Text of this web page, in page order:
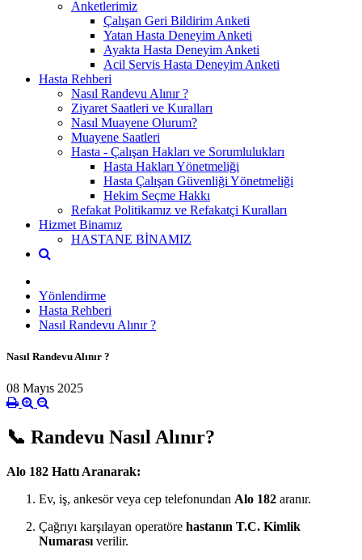
Anketlerimiz
Çalışan Geri Bildirim Anketi
Yatan Hasta Deneyim Anketi
Ayakta Hasta Deneyim Anketi
Acil Servis Hasta Deneyim Anketi
Hasta Rehberi
Nasıl Randevu Alınır ?
Ziyaret Saatleri ve Kuralları
Nasıl Muayene Olurum?
Muayene Saatleri
Hasta - Çalışan Hakları ve Sorumlulukları
Hasta Hakları Yönetmeliği
Hasta Çalışan Güvenliği Yönetmeliği
Hekim Seçme Hakkı
Refakat Politikamız ve Refakatçi Kuralları
Hizmet Binamız
HASTANE BİNAMIZ
Yönlendirme
Hasta Rehberi
Nasıl Randevu Alınır ?
Nasıl Randevu Alınır ?
08 Mayıs 2025
📞 Randevu Nasıl Alınır?
Alo 182 Hattı Aranarak:
Ev, iş, ankesör veya cep telefonundan Alo 182 aranır.
Çağrıyı karşılayan operatöre hastanın T.C. Kimlik
Numarası verilir.